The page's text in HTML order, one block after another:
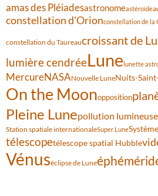
amas des Pléiadesastronomeastéroïde
constellation d'Orionconstellation de la
constellation du Taureaucroissant de
lumière cendréeLunelunette
MercureNASANouvelle LuneNuits-
On the Moonopposition
Pleine Lunepollution lumineuse
Station spatiale internationaleSuper Lune
télescopetélescope spatial Hubble
Vénuséclipse de Lune